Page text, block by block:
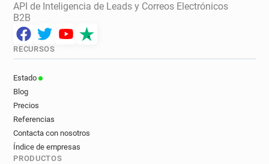
API de Inteligencia de Leads y Correos Electrónicos
B2B
RECURSOS
Estado
Blog
Precios
Referencias
Contacta con nosotros
Índice de empresas
PRODUCTOS